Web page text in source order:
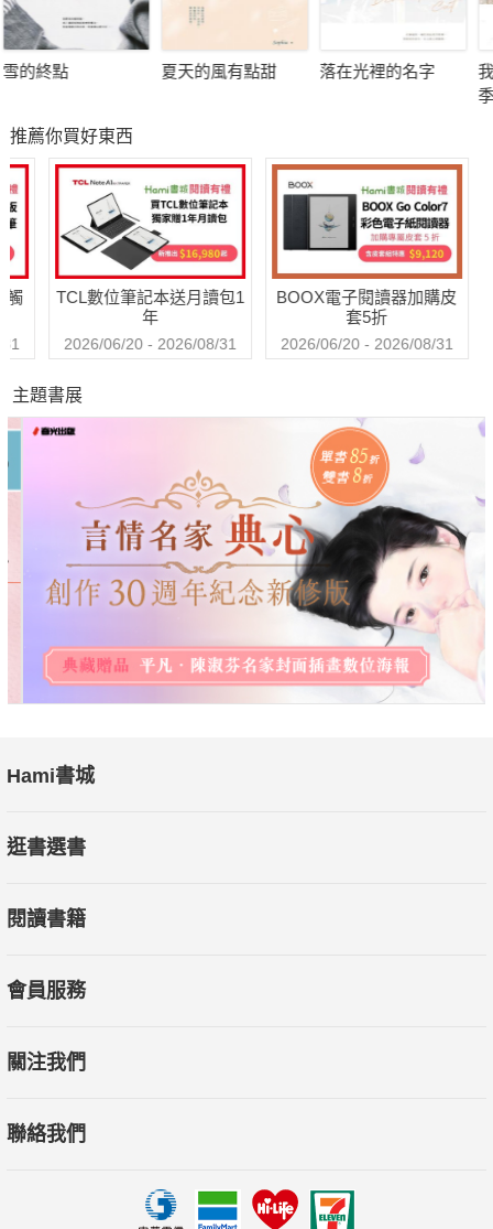
雪的終點 夏天的風有點甜 落在光裡的名字
推薦你買好東西
TCL數位筆記本送月讀包1
年
2026/06/20 - 2026/08/31
BOOX電子閱讀器加購皮
套5折
2026/06/20 - 2026/08/31
主題書展
Hami書城
逛書選書
閱讀書籍
會員服務
關注我們
聯絡我們